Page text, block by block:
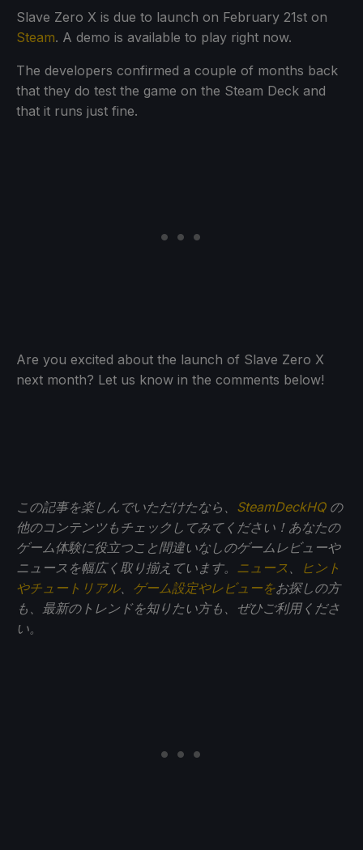
Slave Zero X is due to launch on February 21st on
Steam. A demo is available to play right now.
The developers confirmed a couple of months back
that they do test the game on the Steam Deck and
that it runs just fine.
Are you excited about the launch of Slave Zero X
next month? Let us know in the comments below!
この記事を楽しんでいただけたなら、 SteamDeckHQの
他のコンテンツもチェックしてみてください！あなたの
ゲーム体験に役立つこと間違いなしのゲームレビューや
ニュースを幅広く取り揃えています。 ニュース 、
ヒント
やチュートリアル、 ゲーム設定やレビューをお探しの方
も、最新のトレンドを知りたい方も、ぜひご利用くださ
い。